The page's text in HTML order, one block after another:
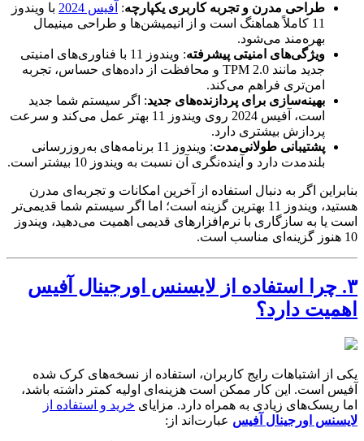
طراحی مدرن و تجربه کاربری یکپارچه: آفیس 2024
با ویندوز
11 کاملاً هماهنگ است و از انیمیشن‌ها و طراحی مینیمال
بهره‌مند می‌شود.
ویژگی‌های امنیتی پیشرفته
: ویندوز 11 با فناوری‌های امنیتی
جدید مانند TPM 2.0 و محافظت از داده‌های حساس، تجربه
امن‌تری فراهم می‌کند.
بهینه‌سازی برای پردازنده‌های جدید: اگر سیستم شما جدید
است، آفیس 2024 روی ویندوز 11 بهتر عمل می‌کند و سرعت
پردازش بیشتری دارد.
پشتیبانی طولانی‌مدت
: ویندوز 11 برنامه‌های به‌روزرسانی
بلندمدت دارد و آینده‌نگری آن نسبت به ویندوز 10 بیشتر است.
بنابراین اگر به دنبال استفاده از آخرین امکانات و تجربه‌ای مدرن
هستید، ویندوز 11 بهترین گزینه است؛ اما اگر سیستم شما قدیمی‌تر
است یا به سازگاری با نرم‌افزارهای قدیمی اهمیت می‌دهید، ویندوز
10 هنوز گزینه‌ای مناسب است.
۳. چرا استفاده از لایسنس اورجینال آفیس
اهمیت دارد؟
یکی از اشتباهات رایج کاربران، استفاده از نسخه‌های کرک شده
آفیس است. این کار ممکن است هزینه‌ای اولیه کمتر داشته باشد،
اما ریسک‌های زیادی به همراه دارد. مزایای خرید و استفاده از
لایسنس اورجینال آفیس عبارت‌اند از: